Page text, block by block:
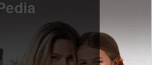
Lymfoompatiënten:
Prof. Virginie De
Wilde